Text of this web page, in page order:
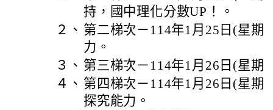
持，國中理化分數UP！。
２、 第二梯次－114年1月25日(星期
力。
３、 第三梯次－114年1月26日(星期
４、 第四梯次－114年1月26日(星期
探究能力。